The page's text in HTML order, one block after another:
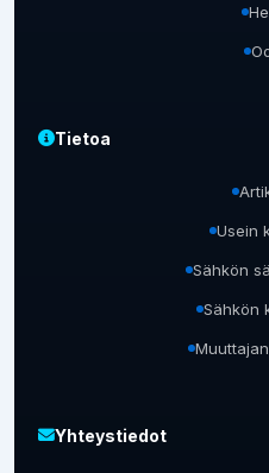
Tietoa
Usein
Sähkön
Sähkön
Yhteystiedot